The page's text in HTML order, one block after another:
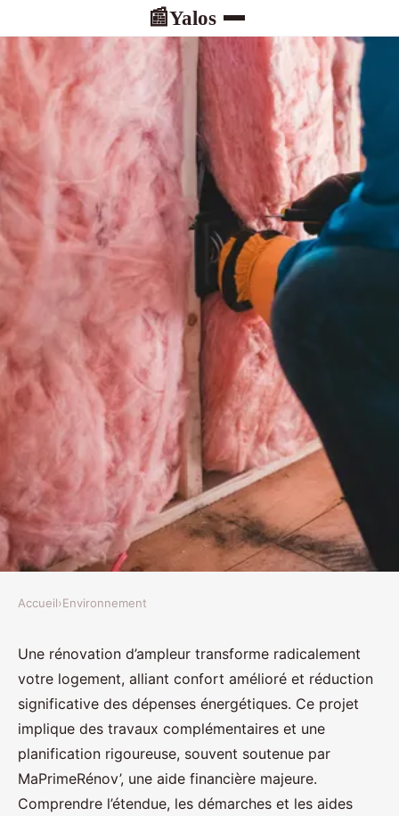
📰Yalos
Rénovation d'ampleur :
transformez votre maison en un
havre d'énergie
Ethan•3 septembre 2025• 5 min de lecture
Accueil›Environnement
Une rénovation d’ampleur transforme radicalement
votre logement, alliant confort amélioré et réduction
significative des dépenses énergétiques. Ce projet
implique des travaux complémentaires et une
planification rigoureuse, souvent soutenue par
MaPrimeRénov’, une aide financière majeure.
Comprendre l’étendue, les démarches et les aides